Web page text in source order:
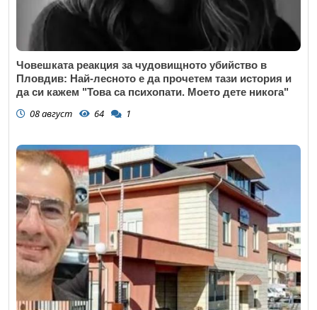
Човешката реакция за чудовищното убийство в
Пловдив: Най-лесното е да прочетем тази история и
да си кажем "Това са психопати. Моето дете никога"
08 август 64 1